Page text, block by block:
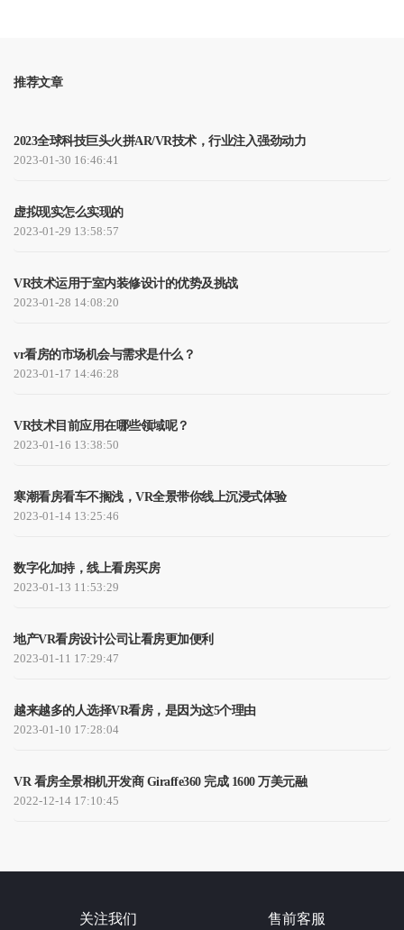
推荐文章
2023全球科技巨头火拼AR/VR技术，行业注入强劲动力
2023-01-30 16:46:41
虚拟现实怎么实现的
2023-01-29 13:58:57
VR技术运用于室内装修设计的优势及挑战
2023-01-28 14:08:20
vr看房的市场机会与需求是什么？
2023-01-17 14:46:28
VR技术目前应用在哪些领域呢？
2023-01-16 13:38:50
寒潮看房看车不搁浅，VR全景带你线上沉浸式体验
2023-01-14 13:25:46
数字化加持，线上看房买房
2023-01-13 11:53:29
地产VR看房设计公司让看房更加便利
2023-01-11 17:29:47
越来越多的人选择VR看房，是因为这5个理由
2023-01-10 17:28:04
VR 看房全景相机开发商 Giraffe360 完成 1600 万美元融
2022-12-14 17:10:45
关注我们 售前客服